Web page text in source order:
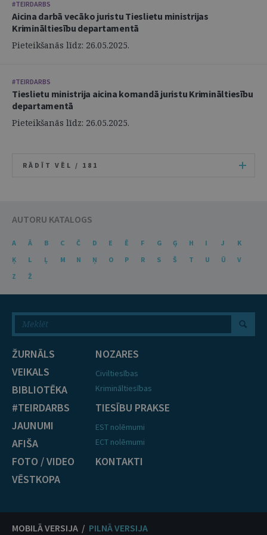
#TEIRDARBS
Aicina darbā vecāko juristu Tieslietu ministrijas
Krimināltiesību departamentā
Pieteikšanās līdz: 26.05.2025.
#TEIRDARBS
Tieslietu ministrija aicina komandā juristu Krimināltiesību
departamentā
Pieteikšanās līdz: 26.05.2025.
RĀDĪT VĒL / 181
AUTORU KATALOGS
A Ā B C Č D E Ē F G Ģ H I J
K
Ķ
L Ļ M N Ņ O P R S Š T U Ū
V
Z
Ž
ŽURNĀLS
VEIKALS
BIBLIOTĒKA
#TEIRDARBS
JAUNUMI
AFIŠA
FOTO / VIDEO
VĒSTKOPA
NOZARES
Civiltiesības
Krimināltiesības
TIESĪBU PRAKSE
EST nolēmumi
ECT nolēmumi
KONTAKTI
MOBILĀ VERSIJA / PILNĀ VERSIJA